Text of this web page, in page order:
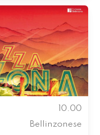
10.00
Bellinzonese